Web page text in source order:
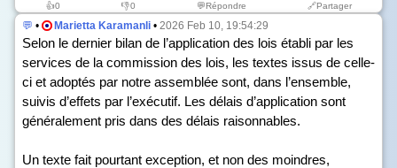
👍0 👎0 💬Répondre 🔗Partager
💬 • Marietta Karamanli • 2026 Feb 10, 19:54:29
Selon le dernier bilan de l’application des lois établi par les
services de la commission des lois, les textes issus de celle-
ci et adoptés par notre assemblée sont, dans l’ensemble,
suivis d’effets par l’exécutif. Les délais d’application sont
généralement pris dans des délais raisonnables.
Un texte fait pourtant exception, et non des moindres,